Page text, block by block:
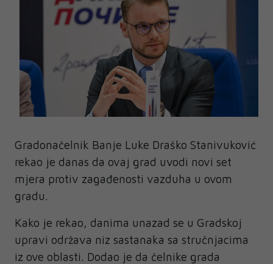
Gradonačelnik Banje Luke Draško Stanivuković
rekao je danas da ovaj grad uvodi novi set
mjera protiv zagađenosti vazduha u ovom
gradu.
Kako je rekao, danima unazad se u Gradskoj
upravi održava niz sastanaka sa stručnjacima
iz ove oblasti. Dodao je da čelnike grada